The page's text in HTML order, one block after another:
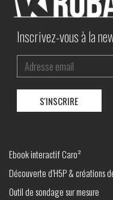
Inscrivez-vous à la
Ebook interactif Caro²
Découverte d’H5P & créations
Outil de sondage sur mesure